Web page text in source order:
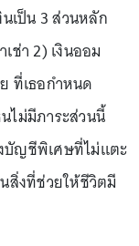
นเป็น 3 ส่วนหลัก
ช่า 2) เงินออม
ที่เธอกำหนด
ไม่มีภาระส่วนนี้
บัญชีพิเศษที่ไม่แตะ
สิ่งที่ช่วยให้ชีวิตมี